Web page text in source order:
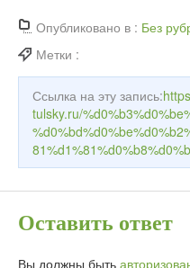
Опубликовано в : Без
Метки :
Ссылка на эту запись:
tulsky.ru/
Оставить ответ
Вы должны быть